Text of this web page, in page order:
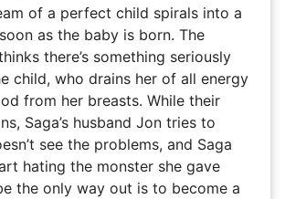
of a perfect child spirals into a
as the baby is born. The
there’s something seriously
child, who drains her of all energy
from her breasts. While their
Saga’s husband Jon tries to
see the problems, and Saga
hating the monster she gave
the only way out is to become a